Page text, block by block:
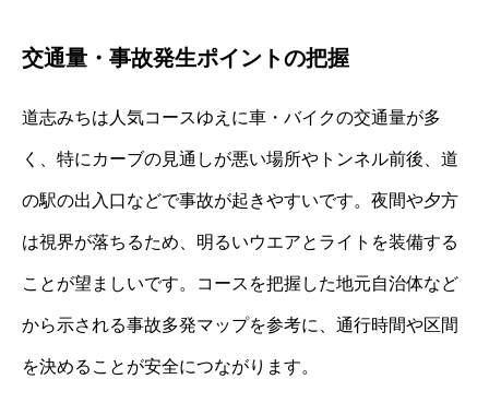
交通量・事故発生ポイントの把握
道志みちは人気コースゆえに車・バイクの交通量が多
く、特にカーブの見通しが悪い場所やトンネル前後、道
の駅の出入口などで事故が起きやすいです。夜間や夕方
は視界が落ちるため、明るいウエアとライトを装備する
ことが望ましいです。コースを把握した地元自治体など
から示される事故多発マップを参考に、通行時間や区間
を決めることが安全につながります。